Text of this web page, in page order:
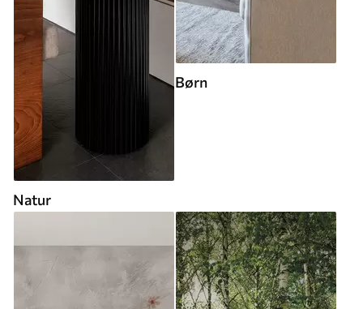
Natur
Børn